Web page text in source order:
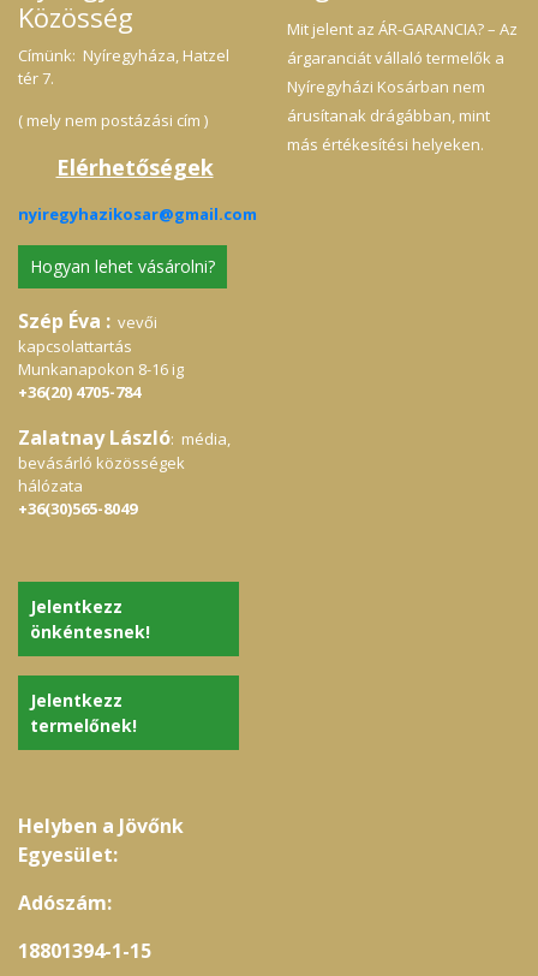
Közösség
Címünk: Nyíregyháza, Hatzel
tér 7.
( mely nem postázási cím )
Elérhetőségek
nyiregyhazikosar@gmail.com
Hogyan lehet vásárolni?
Szép Éva : vevői
kapcsolattartás
Munkanapokon 8-16 ig
+36(20) 4705-784
Zalatnay László: média,
bevásárló közösségek
hálózata
+36(30)565-8049
Jelentkezz
önkéntesnek!
Jelentkezz
termelőnek!
Helyben a Jövőnk
Egyesület:
Adószám:
18801394-1-15
Mit jelent az ÁR-GARANCIA? – Az
árgaranciát vállaló termelők a
Nyíregyházi Kosárban nem
árusítanak drágábban, mint
más értékesítési helyeken.